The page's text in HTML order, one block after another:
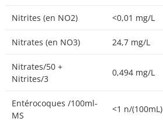
Nitrites (en NO2) <0,01 mg/L
Nitrates (en NO3) 24,7 mg/L
Nitrates/50 +
Nitrites/3
0,494 mg/L
Entérocoques /100ml-
MS
<1 n/(100mL)